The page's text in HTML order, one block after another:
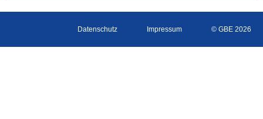
Datenschutz Impressum © GBE 2026